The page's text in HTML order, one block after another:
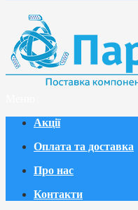
Акції
Оплата та доставка
Про нас
Контакти